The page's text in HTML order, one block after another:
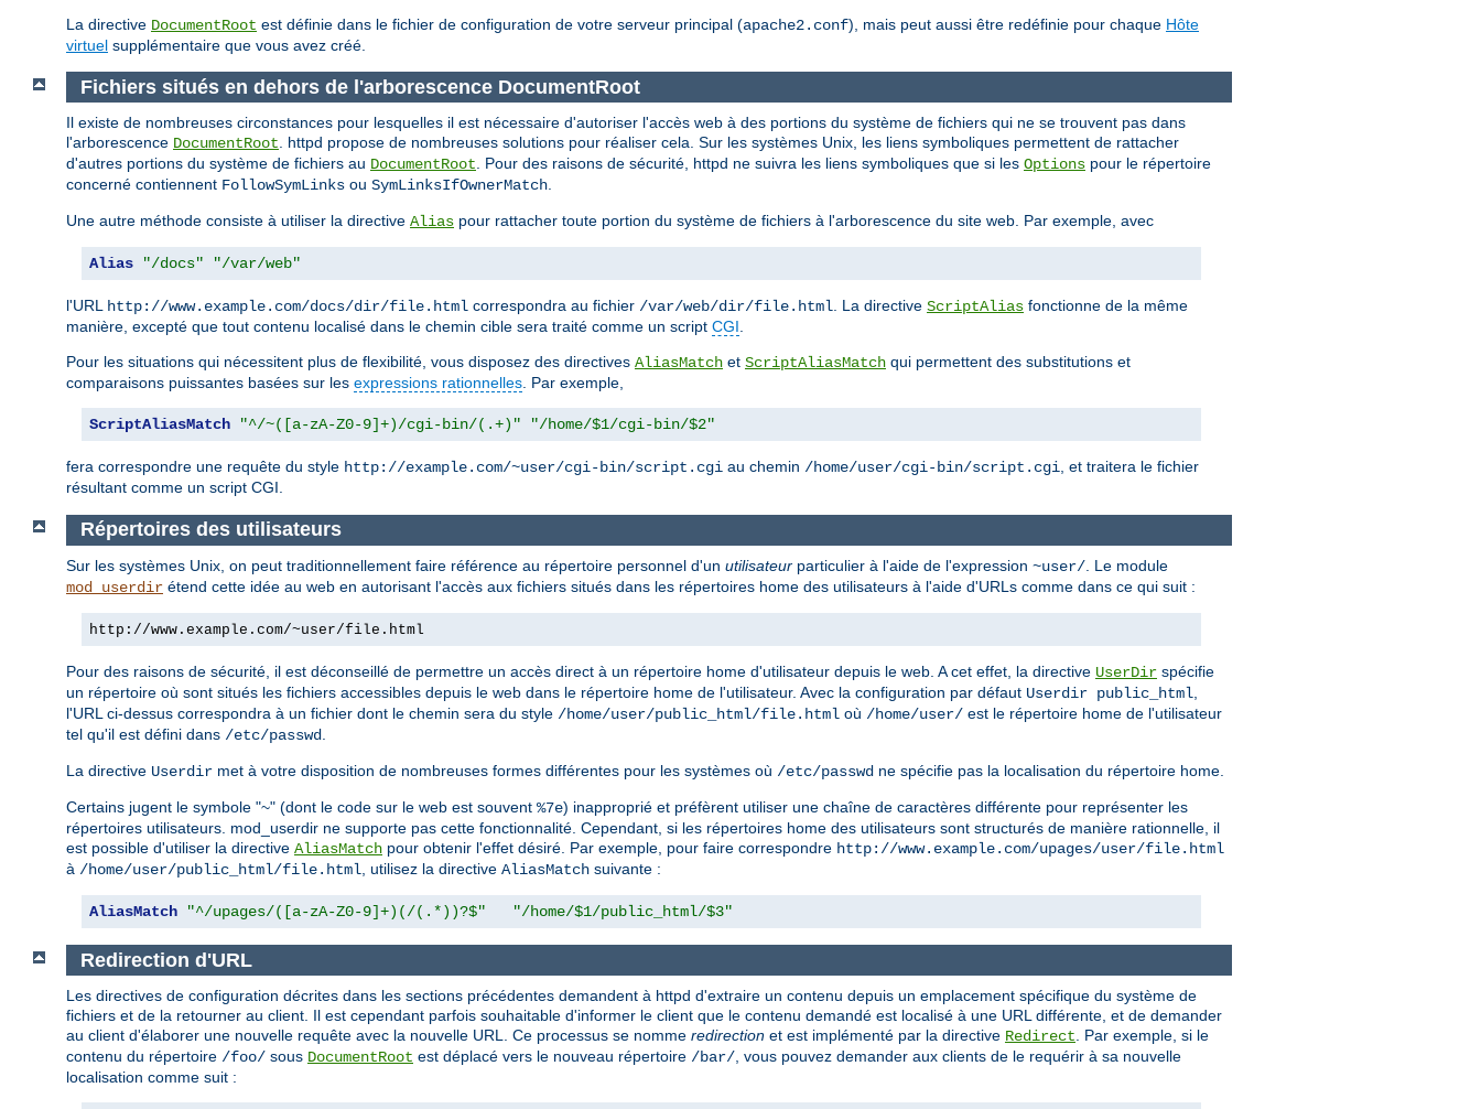
La directive DocumentRoot est définie dans le fichier de configuration de votre serveur principal (apache2.conf), mais peut aussi être redéfinie pour chaque Hôte
virtuel supplémentaire que vous avez créé.
Fichiers situés en dehors de l'arborescence DocumentRoot
Il existe de nombreuses circonstances pour lesquelles il est nécessaire d'autoriser l'accès web à des portions du système de fichiers qui ne se trouvent pas dans
l'arborescence DocumentRoot. httpd propose de nombreuses solutions pour réaliser cela. Sur les systèmes Unix, les liens symboliques permettent de rattacher
d'autres portions du système de fichiers au DocumentRoot. Pour des raisons de sécurité, httpd ne suivra les liens symboliques que si les Options pour le répertoire
concerné contiennent FollowSymLinks ou SymLinksIfOwnerMatch.
Une autre méthode consiste à utiliser la directive Alias pour rattacher toute portion du système de fichiers à l'arborescence du site web. Par exemple, avec
Alias "/docs" "/var/web"
l'URL http://www.example.com/docs/dir/file.html correspondra au fichier /var/web/dir/file.html. La directive ScriptAlias fonctionne de la même
manière, excepté que tout contenu localisé dans le chemin cible sera traité comme un script CGI.
Pour les situations qui nécessitent plus de flexibilité, vous disposez des directives AliasMatch et ScriptAliasMatch qui permettent des substitutions et
comparaisons puissantes basées sur les expressions rationnelles. Par exemple,
ScriptAliasMatch "^/~([a-zA-Z0-9]+)/cgi-bin/(.+)" "/home/$1/cgi-bin/$2"
fera correspondre une requête du style http://example.com/~user/cgi-bin/script.cgi au chemin /home/user/cgi-bin/script.cgi, et traitera le fichier
résultant comme un script CGI.
Répertoires des utilisateurs
Sur les systèmes Unix, on peut traditionnellement faire référence au répertoire personnel d'un utilisateur particulier à l'aide de l'expression ~user/ . Le module
mod_userdir étend cette idée au web en autorisant l'accès aux fichiers situés dans les répertoires home des utilisateurs à l'aide d'URLs comme dans ce qui suit :
http://www.example.com/~user/file.html
Pour des raisons de sécurité, il est déconseillé de permettre un accès direct à un répertoire home d'utilisateur depuis le web. A cet effet, la directive UserDir spécifie
un répertoire où sont situés les fichiers accessibles depuis le web dans le répertoire home de l'utilisateur. Avec la configuration par défaut Userdir public_html
l'URL ci-dessus correspondra à un fichier dont le chemin sera du style /home/user/public_html/file.html où /home/user/ est le répertoire home de l'utilisateur
tel qu'il est défini dans /etc/passwd
La directive Userdir met à votre disposition de nombreuses formes différentes pour les systèmes où /etc/passwd ne spécifie pas la localisation du répertoire home.
Certains jugent le symbole "~" (dont le code sur le web est souvent %7e) inapproprié et préfèrent utiliser une chaîne de caractères différente pour représenter les
répertoires utilisateurs. mod_userdir ne supporte pas cette fonctionnalité. Cependant, si les répertoires home des utilisateurs sont structurés de manière rationnelle, il
est possible d'utiliser la directive AliasMatch pour obtenir l'effet désiré. Par exemple, pour faire correspondre http://www.example.com/upages/user/file.html
à /home/user/public_html/file.html , utilisez la directive AliasMatch suivante :
AliasMatch "^/upages/([a-zA-Z0-9]+)(/(.*))?$" "/home/$1/public_html/$3"
Redirection d'URL
Les directives de configuration décrites dans les sections précédentes demandent à httpd d'extraire un contenu depuis un emplacement spécifique du système de
fichiers et de la retourner au client. Il est cependant parfois souhaitable d'informer le client que le contenu demandé est localisé à une URL différente, et de demander
au client d'élaborer une nouvelle requête avec la nouvelle URL. Ce processus se nomme redirection et est implémenté par la directive Redirect. Par exemple, si le
contenu du répertoire /foo/ sous DocumentRoot est déplacé vers le nouveau répertoire /bar/, vous pouvez demander aux clients de le requérir à sa nouvelle
localisation comme suit :